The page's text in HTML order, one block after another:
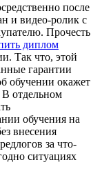
после
и видео-ролик с
Прочесть
диплом
Так что, этой
гарантии
обучении окажет
В отдельном
обучения на
внесения
за что-
ситуациях